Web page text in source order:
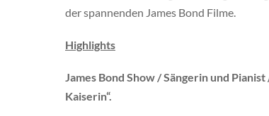
der spannenden James Bond Filme.
Highlights
James Bond Show / Sängerin und
Kaiserin“.